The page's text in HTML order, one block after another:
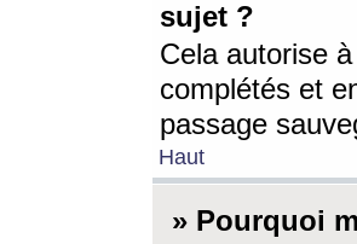
sujet ?
Cela autorise
complétés et
passage
Haut
» Pourquoi